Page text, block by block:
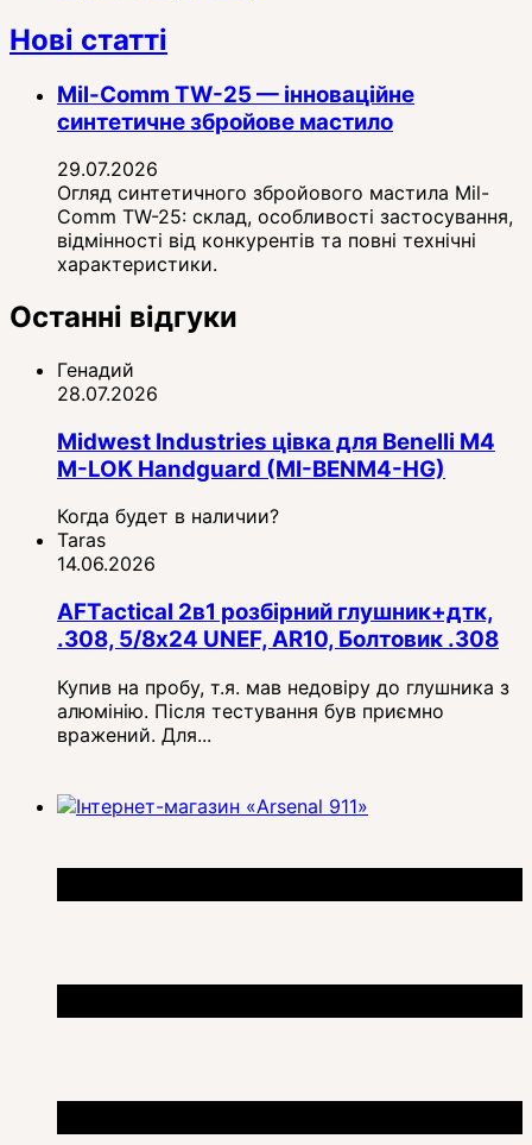
Нові статті
Mil-Comm TW-25 — інноваційне
синтетичне збройове мастило
29.07.2026
Огляд синтетичного збройового мастила Mil-
Comm TW-25: склад, особливості застосування,
відмінності від конкурентів та повні технічні
характеристики.
Останні відгуки
Генадий
28.07.2026
Midwest Industries цівка для Benelli M4
M-LOK Handguard (MI-BENM4-HG)
Когда будет в наличии?
Taras
14.06.2026
AFTactical 2в1 розбірний глушник+дтк,
.308, 5/8x24 UNEF, AR10, Болтовик .308
Купив на пробу, т.я. мав недовіру до глушника з
алюмінію. Після тестування був приємно
вражений. Для...